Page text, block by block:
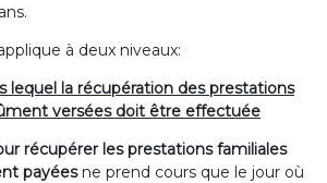
à deux niveaux:
lequel la récupération des prestations
versées doit être effectuée
récupérer les prestations familiales
payéesne prend cours que le jour où